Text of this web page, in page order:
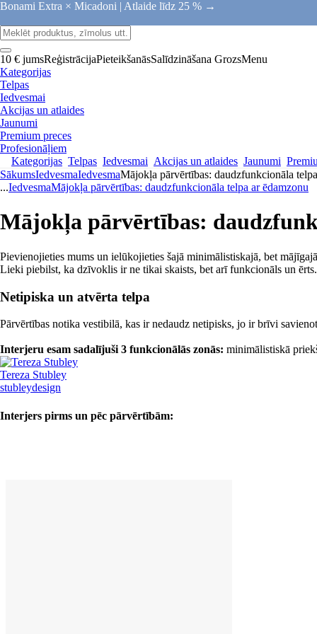
Bonami Extra × Micadoni | Atlaide līdz 25 % →
10 € jumsReģistrācijaPieteikšanāsSalīdzināšana GrozsMenu
Kategorijas
Telpas
Iedvesmai
Akcijas un atlaides
Jaunumi
Premium preces
Profesionāļiem
Kategorijas Telpas Iedvesmai Akcijas un atlaides Jaunumi
SākumsIedvesmaIedvesmaMājokļa pārvērtības: daudzfunkcionāla
...IedvesmaMājokļa pārvērtības: daudzfunkcionāla telpa ar ēdamzonu
Mājokļa pārvērtības:
Pievienojieties mums un ielūkojieties šajā minimālistiskajā, bet
Lieki piebilst, ka dzīvoklis ir ne tikai skaists, bet arī funkcionāls un ērts.
Netipiska un atvērta telpa
Pārvērtības notika vestibilā, kas ir nedaudz netipisks, jo ir brīvi
Interjeru esam sadalījuši 3 funkcionālās zonās: minimālistiskā
Tereza Stubley
stubleydesign
Interjers pirms un pēc pārvērtībām: